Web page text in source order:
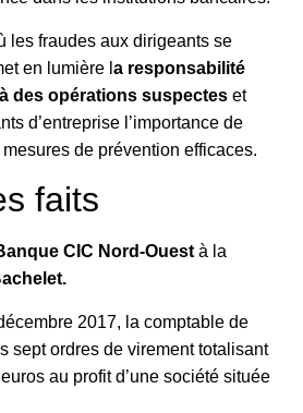
les fraudes aux dirigeants se
en lumière l a responsabilité
des opérations suspectes et
d’entreprise l’importance de
de prévention efficaces.
faits
CIC Nord-Ouest à la
2017, la comptable de
sept ordres de virement totalisant
au profit d’une société située